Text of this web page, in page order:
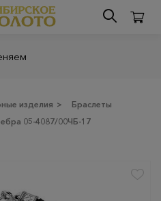
изделия >
Браслеты
05-4087/00ЧБ-17